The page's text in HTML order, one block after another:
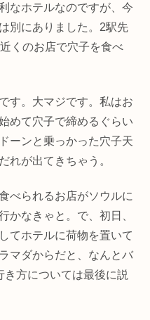
なホテルなのですが、今
別にありました。2駅先
くのお店で穴子を食べ
す。大マジです。私はお
めて穴子で締めるぐらい
ーンと乗っかった穴子天
れが出てきちゃう。
べられるお店がソウルに
かなきゃと。で、初日、
てホテルに荷物を置いて
マダからだと、なんとバ
き方については最後に説